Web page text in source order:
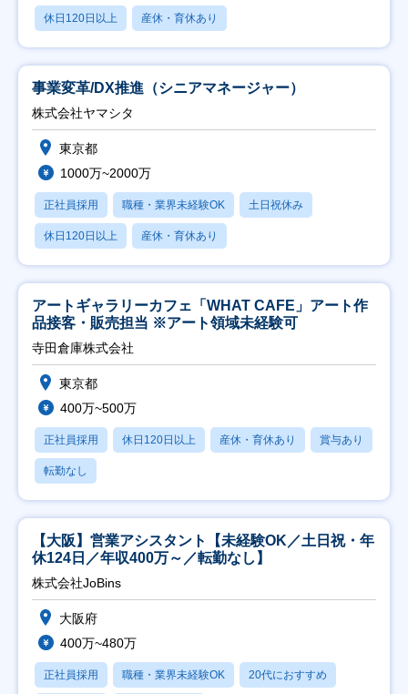
休日120日以上 産休・育休あり
事業変革/DX推進（シニアマネージャー）
株式会社ヤマシタ
東京都
1000万~2000万
正社員採用 職種・業界未経験OK 土日祝休み
休日120日以上 産休・育休あり
アートギャラリーカフェ「WHAT CAFE」アート作
品接客・販売担当 ※アート領域未経験可
寺田倉庫株式会社
東京都
400万~500万
正社員採用 休日120日以上 産休・育休あり 賞与あり
転勤なし
【大阪】営業アシスタント【未経験OK／土日祝・年
休124日／年収400万～／転勤なし】
株式会社JoBins
大阪府
400万~480万
正社員採用 職種・業界未経験OK 20代におすすめ